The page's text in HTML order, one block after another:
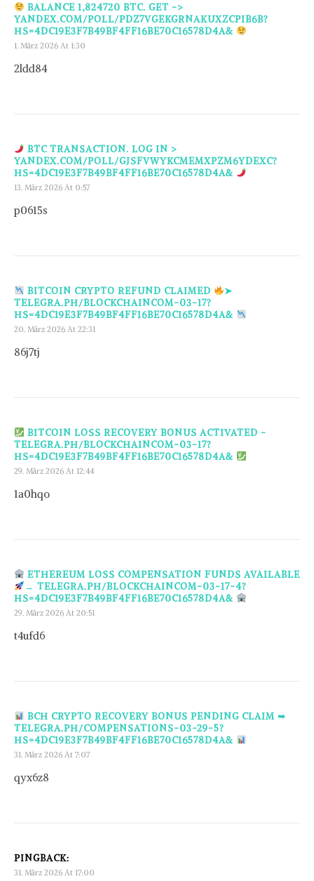
BALANCE 1,824720 BTC. GET ->
YANDEX.COM/POLL/PDZ7VGEKGRNAKUXZCPIB6B?
HS=4DC19E3F7B49BF4FF16BE70C16578D4A&
1. März 2026 At 1:30
2ldd84
BTC TRANSACTION. LOG IN >
YANDEX.COM/POLL/GJSFVWYKCMEMXPZM6YDEXC?
HS=4DC19E3F7B49BF4FF16BE70C16578D4A&
13. März 2026 At 0:57
p0615s
BITCOIN CRYPTO REFUND CLAIMED
➤
TELEGRA.PH/BLOCKCHAINCOM-03-17?
HS=4DC19E3F7B49BF4FF16BE70C16578D4A&
20. März 2026 At 22:31
86j7tj
BITCOIN LOSS RECOVERY BONUS ACTIVATED -
TELEGRA.PH/BLOCKCHAINCOM-03-17?
HS=4DC19E3F7B49BF4FF16BE70C16578D4A&
29. März 2026 At 12:44
1a0hqo
ETHEREUM LOSS COMPENSATION FUNDS AVAILABLE
→ TELEGRA.PH/BLOCKCHAINCOM-03-17-4?
HS=4DC19E3F7B49BF4FF16BE70C16578D4A&
29. März 2026 At 20:51
t4ufd6
BCH CRYPTO RECOVERY BONUS PENDING CLAIM ➥
TELEGRA.PH/COMPENSATIONS-03-29-5?
HS=4DC19E3F7B49BF4FF16BE70C16578D4A&
31. März 2026 At 7:07
qyx6z8
PINGBACK:
31. März 2026 At 17:00